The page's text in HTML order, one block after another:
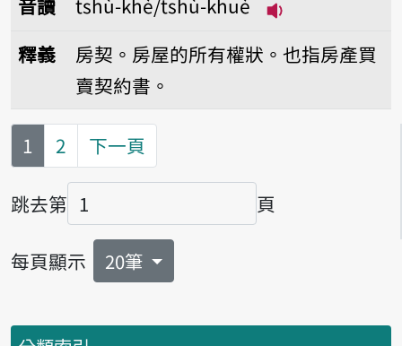
音讀
tshù-khè/tshù-khuè
釋義
房契。房屋的所有權狀。也指房產買
賣契約書。
第
1 2 下一頁
跳去第
頁碼
頁
每頁顯示 20筆